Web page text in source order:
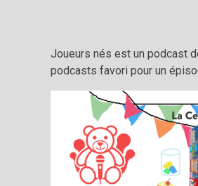
Joueurs nés est un podcast
podcasts favori pour un